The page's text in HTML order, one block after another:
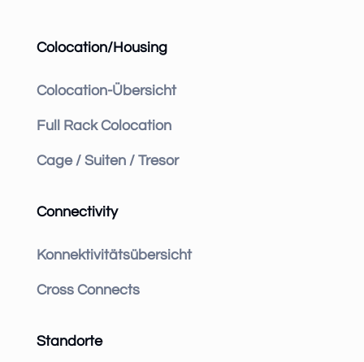
Colocation/Housing
Colocation-Übersicht
Full Rack Colocation
Cage / Suiten / Tresor
Connectivity
Konnektivitätsübersicht
Cross Connects
Standorte